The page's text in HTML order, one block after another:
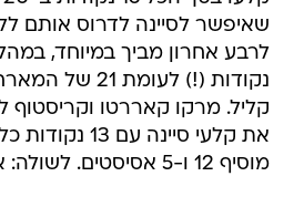
שאיפשר לסיינה לדרוס אותם
נקודות (!) לעומת
קליל. מרקו קאררטו וקריסטוף
את קלעי סיינה
מוסיף 12 ו-5 אסיסטים. לשולה: אנטואן רובינסון 9.